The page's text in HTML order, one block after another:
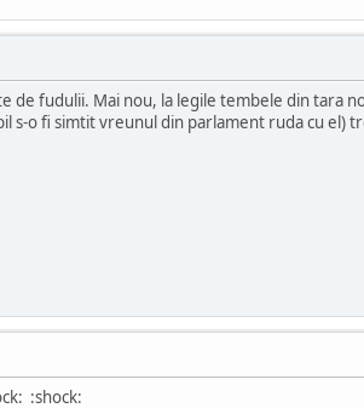
de fudulii. Mai nou, la legile tembele din tara
s-o fi simtit vreunul din parlament ruda cu el)
:shock: